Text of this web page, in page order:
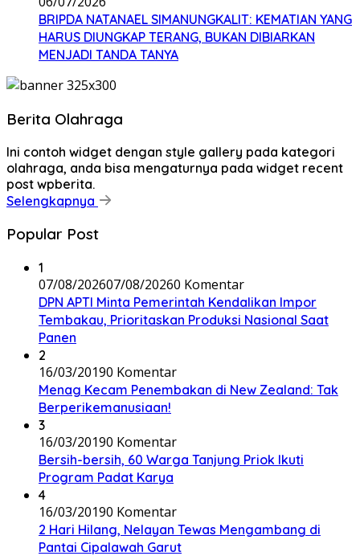
BRIPDA NATANAEL SIMANUNGKALIT: KEMATIAN YANG
HARUS DIUNGKAP TERANG, BUKAN DIBIARKAN
MENJADI TANDA TANYA
Berita Olahraga
Ini contoh widget dengan style gallery pada kategori
olahraga, anda bisa mengaturnya pada widget recent
post wpberita.
Selengkapnya
Popular Post
1
07/08/202607/08/20260 Komentar
DPN APTI Minta Pemerintah Kendalikan Impor
Tembakau, Prioritaskan Produksi Nasional Saat
Panen
2
16/03/20190 Komentar
Menag Kecam Penembakan di New Zealand: Tak
Berperikemanusiaan!
3
16/03/20190 Komentar
Bersih-bersih, 60 Warga Tanjung Priok Ikuti
Program Padat Karya
4
16/03/20190 Komentar
2 Hari Hilang, Nelayan Tewas Mengambang di
Pantai Cipalawah Garut